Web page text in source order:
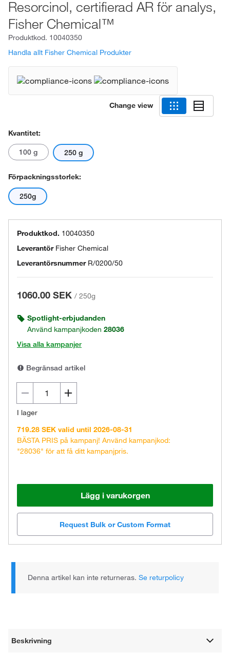
Resorcinol, certifierad AR för analys,
Fisher Chemical™
Produktkod. 10040350
Handla allt Fisher Chemical Produkter
Change view
Kvantitet:
100 g 250 g
Förpackningsstorlek:
250g
Produktkod. 10040350
Leverantör Fisher Chemical
Leverantörsnummer R/0200/50
1060.00 SEK / 250g
Spotlight-erbjudanden
Använd kampanjkoden 28036
Visa alla kampanjer
Begränsad artikel
I lager
719.28 SEK valid until 2026-08-31
BÄSTA PRIS på kampanj! Använd kampanjkod:
"28036" för att få ditt kampanjpris.
Lägg i varukorgen
Request Bulk or Custom Format
Denna artikel kan inte returneras.Se returpolicy
Beskrivning